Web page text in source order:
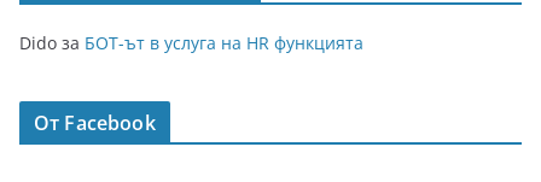
Dido за БОТ-ът в услуга на HR функцията
От Facebook